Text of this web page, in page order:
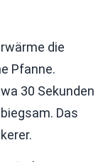
die
Pfanne.
30 Sekunden
Das